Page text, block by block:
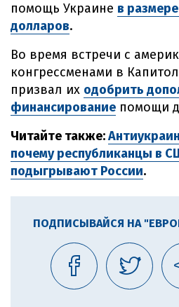
помощь Украине в
долларов.
Во время встречи с
конгрессменами в
призвал их одобрить
финансирование помощи
Читайте также:
почему республиканцы в
подыгрывают России.
ПОДПИСЫВАЙСЯ НА